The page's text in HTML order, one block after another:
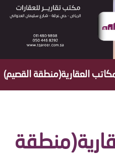
العقارية(منطقة القصيم)